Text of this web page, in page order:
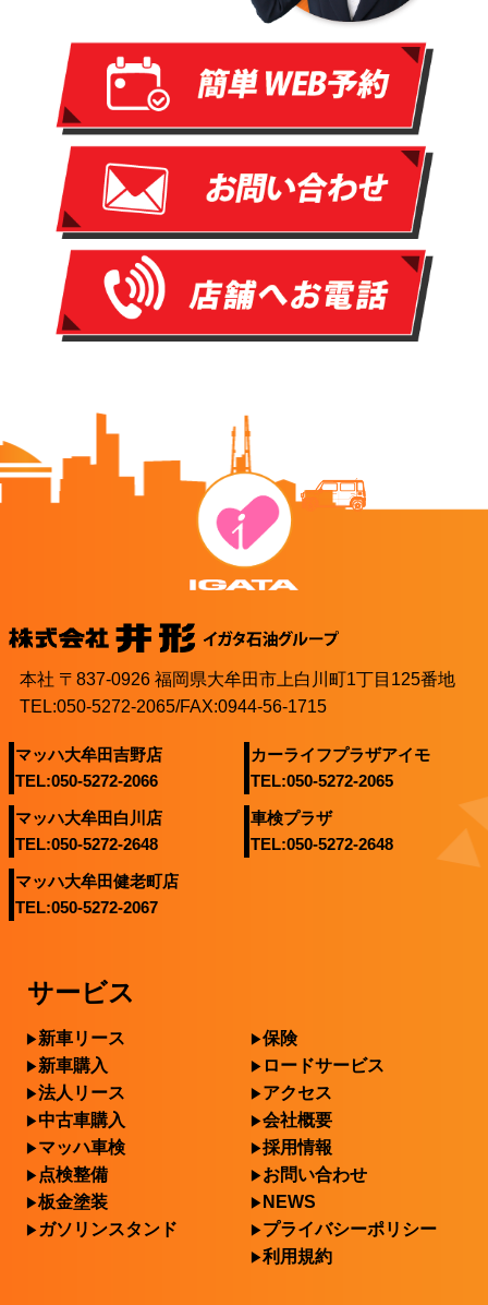
本社 〒837-0926 福岡県大牟田市上白川町1丁目125番地
TEL:050-5272-2065/FAX:0944-56-1715
マッハ大牟田吉野店
TEL:050-5272-2066
カーライフプラザアイモ
TEL:050-5272-2065
マッハ大牟田白川店
TEL:050-5272-2648
車検プラザ
TEL:050-5272-2648
マッハ大牟田健老町店
TEL:050-5272-2067
サービス
新車リース
新車購入
法人リース
中古車購入
マッハ車検
点検整備
板金塗装
ガソリンスタンド
保険
ロードサービス
アクセス
会社概要
採用情報
お問い合わせ
NEWS
プライバシーポリシー
利用規約